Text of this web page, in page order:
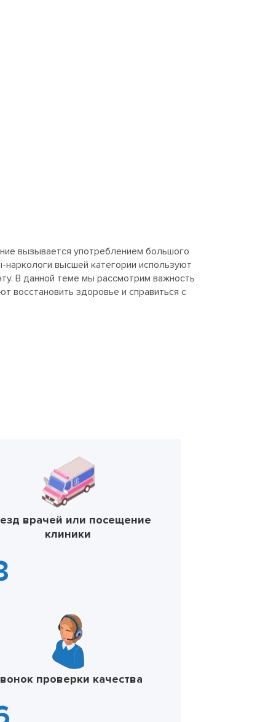
вызывается употреблением большого
высшей категории используют
В данной теме мы рассмотрим важность
восстановить здоровье и справиться с
врачей или посещение
клиники
проверки качества